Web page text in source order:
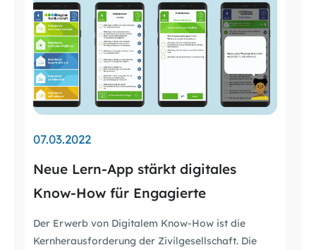
07.03.2022
Neue Lern-App stärkt digitales
Know-How für Engagierte
Der Erwerb von Digitalem Know-How ist die
Kernherausforderung der Zivilgesellschaft. Die